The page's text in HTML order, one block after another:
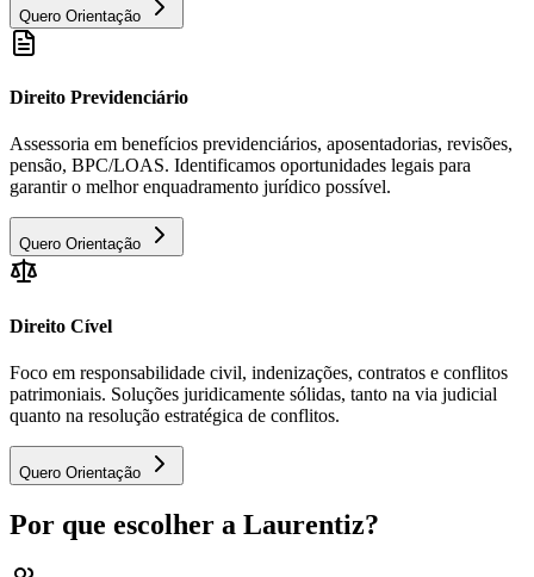
Quero Orientação
Direito Previdenciário
Assessoria em benefícios previdenciários, aposentadorias, revisões,
pensão, BPC/LOAS. Identificamos oportunidades legais para
garantir o melhor enquadramento jurídico possível.
Quero Orientação
Direito Cível
Foco em responsabilidade civil, indenizações, contratos e conflitos
patrimoniais. Soluções juridicamente sólidas, tanto na via judicial
quanto na resolução estratégica de conflitos.
Quero Orientação
Por que escolher a Laurentiz?